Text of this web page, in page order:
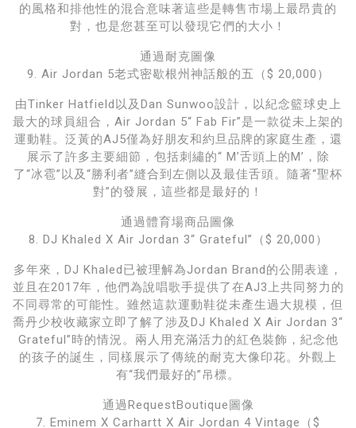
的風格和排他性的混合意味著這些是轉售市場上最昂貴的
對，也是您甚至可以發現它們的大小！
通過耐克圖像
9. Air Jordan 5老式密歇根州神話般的五（$ 20,000）
由Tinker Hatfield以及Dan Sunwoo設計，以紀念籃球史上
最大的球員組合，Air Jordan 5“ Fab Fir”是一款從未上架的
運動鞋。泛黃的AJ5僅為好朋友和約旦品牌的家庭生產，還
展示了許多主要細節，包括刺繡的“ M’舌頭上的M’，除
了“冰雹”以及“勝利者”縫合到左側以及最佳舌頭。隨著“聖杯
對”的發展，這些都是最好的！
通過體育場商品圖像
8. DJ Khaled X Air Jordan 3“ Grateful”（$ 20,000）
多年來，DJ Khaled已被理解為Jordan Brand的公開表達，
並且在2017年，他們為說唱歌手提供了在AJ3上共同努力的
不同尋常的可能性。雖然這款運動鞋從未產生過大規模，但
喬丹少校收藏家立即了解了涉及DJ Khaled X Air Jordan 3“
Grateful”時的情況。兩人用充滿活力的紅色裝飾，紀念他
的孩子的誕生，同樣展示了傳統的耐克大像印花。外觀上
有“我們最好的”吊標。
通過RequestBoutique圖像
7. Eminem X Carhartt X Air Jordan 4 Vintage（$